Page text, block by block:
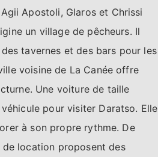
Apostoli, Glaros et Chrissi
un village de pêcheurs. Il
tavernes et des bars pour les
voisine de La Canée offre
Une voiture de taille
pour visiter Daratso. Elle
à son propre rythme. De
de location proposent des